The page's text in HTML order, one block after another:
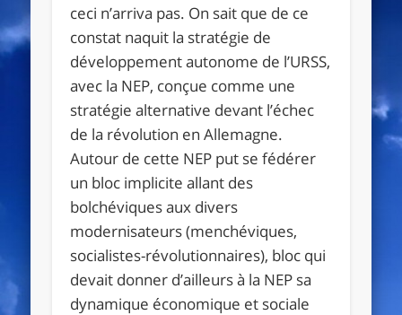
ceci n’arriva pas. On sait que de ce
constat naquit la stratégie de
développement autonome de l’URSS,
avec la NEP, conçue comme une
stratégie alternative devant l’échec
de la révolution en Allemagne.
Autour de cette NEP put se fédérer
un bloc implicite allant des
bolchéviques aux divers
modernisateurs (menchéviques,
socialistes-révolutionnaires), bloc qui
devait donner d’ailleurs à la NEP sa
dynamique économique et sociale